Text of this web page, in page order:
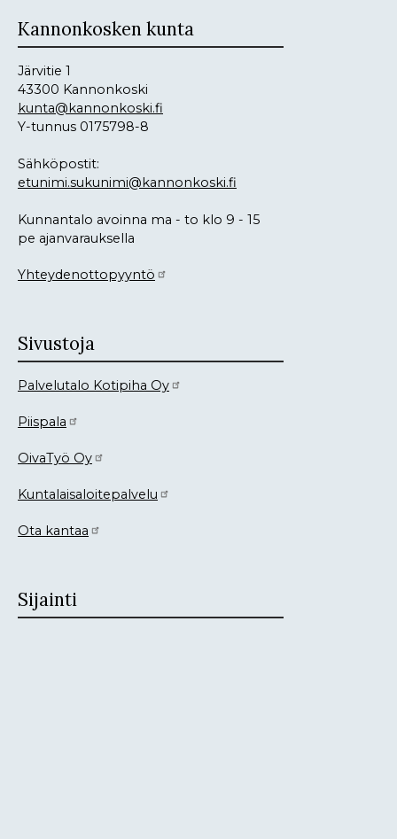
Kannonkosken kunta
Järvitie 1
43300 Kannonkoski
kunta@kannonkoski.fi
Y-tunnus 0175798-8
Sähköpostit:
etunimi.sukunimi@kannonkoski.fi
Kunnantalo avoinna ma - to klo 9 - 15
pe ajanvarauksella
Yhteydenottopyyntö
Sivustoja
Palvelutalo Kotipiha Oy
Piispala
OivaTyö Oy
Kuntalaisaloitepalvelu
Ota kantaa
Sijainti